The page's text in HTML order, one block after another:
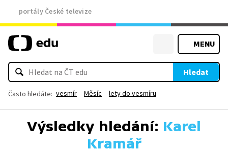
portály České televize
MENU
Hledat
Často hledáte: vesmír Měsíc lety do vesmíru
Výsledky hledání: Karel
Kramář